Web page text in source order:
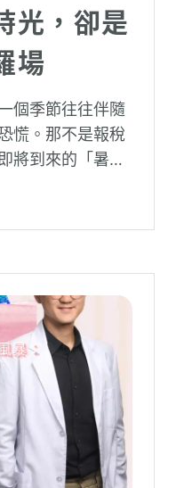
光，卻是
場
個季節往往伴隨
慌。那不是報稅
將到來的「暑
代勞的照顧責
之內。對許多父